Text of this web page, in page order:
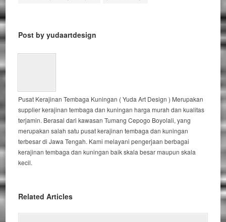
Post by yudaartdesign
Pusat Kerajinan Tembaga Kuningan ( Yuda Art Design ) Merupakan
supplier kerajinan tembaga dan kuningan harga murah dan kualitas
terjamin. Berasal dari kawasan Tumang Cepogo Boyolali, yang
merupakan salah satu pusat kerajinan tembaga dan kuningan
terbesar di Jawa Tengah. Kami melayani pengerjaan berbagai
kerajinan tembaga dan kuningan baik skala besar maupun skala
kecil.
Related Articles